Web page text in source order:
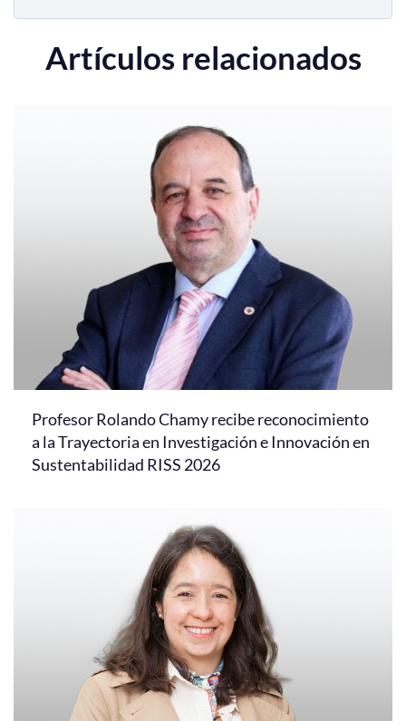
Artículos relacionados
Profesor Rolando Chamy recibe reconocimiento
a la Trayectoria en Investigación e Innovación en
Sustentabilidad RISS 2026